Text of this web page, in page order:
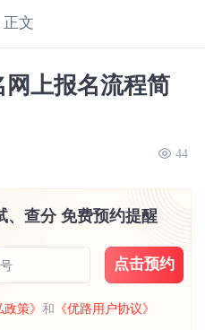
正文
上报名流程简
44
、查分 免费预约提醒
点击预约
政策》和 《优路用户协议》